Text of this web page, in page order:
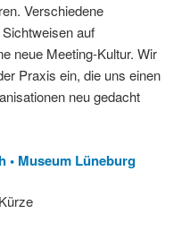
Verschiedene
auf
neue Meeting-Kultur. Wir
Praxis ein, die uns einen
neu gedacht
• Museum Lüneburg